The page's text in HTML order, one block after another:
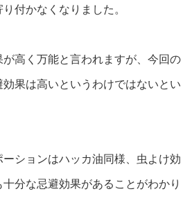
付かなくなりました。
高く万能と言われますが、今回の
果は高いというわけではないとい
ションはハッカ油同様、虫よけ効
分な忌避効果があることがわかり